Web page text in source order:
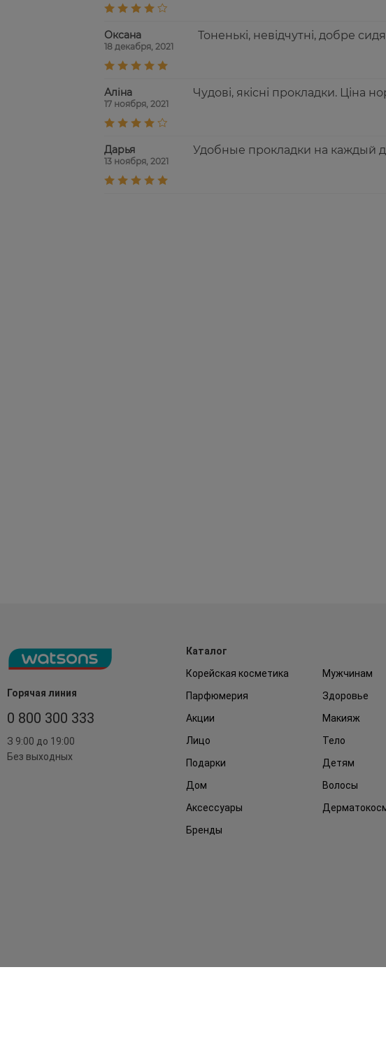
Оксана
18 декабря, 2021
Тоненькі, невідчутні, добре
Аліна
17 ноября, 2021
Чудові, якісні прокладки. Ціна
Дарья
13 ноября, 2021
Удобные прокладки на каждый
Горячая линия
0 800 300 333
З 9:00 до 19:00
Без выходных
Каталог
Корейская косметика
Мужчинам
Парфюмерия
Здоровье
Акции
Макияж
Лицо
Тело
Подарки
Детям
Дом
Волосы
Аксессуары
Бренды